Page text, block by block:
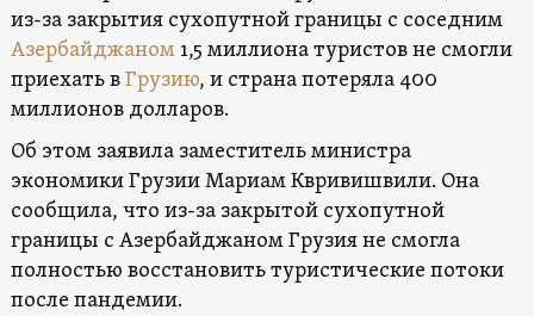
из-за закрытия сухопутной границы с соседним
Азербайджаном1,5 миллиона туристов не смогли
приехать вГрузию, и страна потеряла 400
миллионов долларов.
Об этом заявила заместитель министра
экономики Грузии Мариам Квривишвили. Она
сообщила, что из-за закрытой сухопутной
границы с Азербайджаном Грузия не смогла
полностью восстановить туристические потоки
после пандемии.